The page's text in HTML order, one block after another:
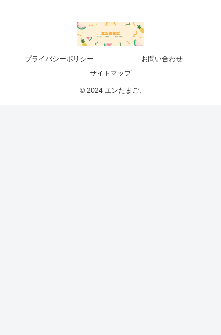
プライバシーポリシー
お問い合わせ
サイトマップ
© 2024 エンたまご.